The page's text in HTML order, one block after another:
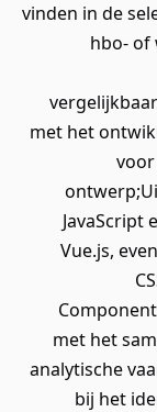
vinden in de
hbo‑
met het
JavaScript
Vue.js,
met het
analytische
bij het